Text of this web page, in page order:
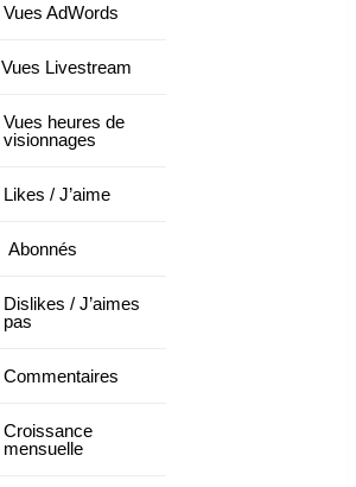
Vues AdWords
Vues Livestream
Vues heures de
visionnages
Likes / J’aime
Abonnés
Dislikes / J’aimes
pas
Commentaires
Croissance
mensuelle